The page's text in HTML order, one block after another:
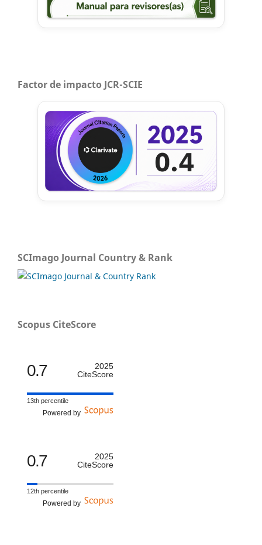
Factor de impacto JCR-SCIE
SCImago Journal Country & Rank
Scopus CiteScore
0.7
2025
CiteScore
13th percentile
Powered by
0.7
2025
CiteScore
12th percentile
Powered by